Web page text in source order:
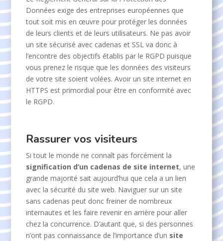
Données exige des entreprises européennes que
tout soit mis en œuvre pour protéger les données
de leurs clients et de leurs utilisateurs. Ne pas avoir
un site sécurisé avec cadenas et SSL va donc à
l’encontre des objectifs établis par le RGPD puisque
vous prenez le risque que les données des visiteurs
de votre site soient volées. Avoir un site internet en
HTTPS est primordial pour être en conformité avec
le RGPD.
Rassurer vos visiteurs
Si tout le monde ne connaît pas forcément la
signification d’un cadenas de site internet, une
grande majorité sait aujourd’hui que cela a un lien
avec la sécurité du site web. Naviguer sur un site
sans cadenas peut donc freiner de nombreux
internautes et les faire revenir en arrière pour aller
chez la concurrence. D’autant que, si des personnes
n’ont pas connaissance de l’importance d’un site